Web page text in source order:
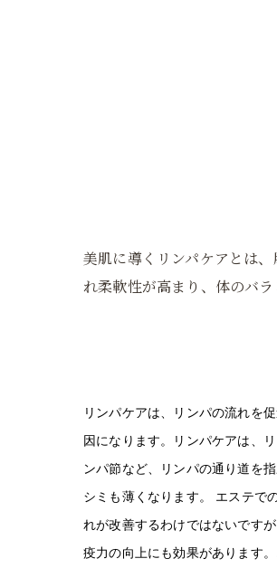
美肌に導くリンパケアとは
れ柔軟性が高まり、体のバ
リンパケアは、リンパの流れを
因になります。リンパケアは、
ンパ節など、リンパの通り道を
シミも薄くなります。 エステで
れが改善するわけではないです
疫力の向上にも効果があります